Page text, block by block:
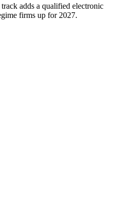
adds a qualified electronic
firms up for 2027.